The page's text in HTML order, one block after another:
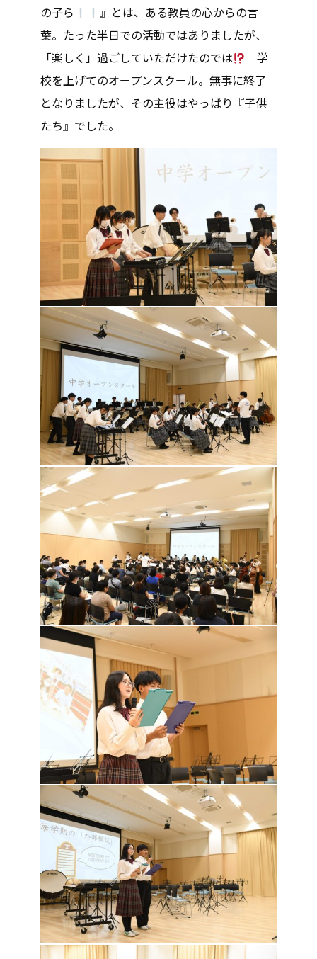
の子ら
』とは、ある教員の心からの言
葉。たった半日での活動ではありましたが、
「楽しく」過ごしていただけたのでは
学
校を上げてのオープンスクール。無事に終了
となりましたが、その主役はやっぱり『子供
たち』でした。